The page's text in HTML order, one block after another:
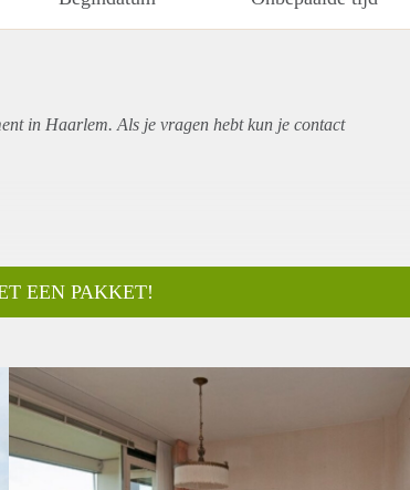
in Haarlem. Als je vragen hebt kun je contact
EEN PAKKET!